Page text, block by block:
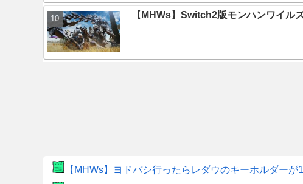
【MHWs】Switch2版モンハンワイル
【MHWs】ヨドバシ行ったらレダウのキーホルダーが